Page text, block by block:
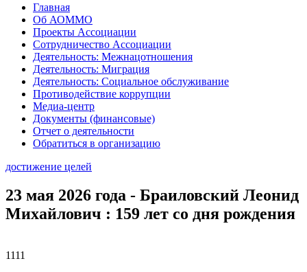
Главная
Об АОММО
Проекты Ассоциации
Сотрудничество Ассоциации
Деятельность: Межнацотношения
Деятельность: Миграция
Деятельность: Социальное обслуживание
Противодействие коррупции
Медиа-центр
Документы (финансовые)
Отчет о деятельности
Обратиться в организацию
достижение целей
23 мая 2026 года - Браиловский Леонид
Михайлович : 159 лет со дня рождения
1111